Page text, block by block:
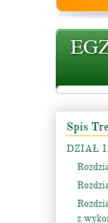
Spis
DZIAŁ I.
z